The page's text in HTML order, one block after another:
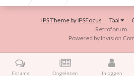
IPS ThemebyIPSFocus Taal
Retroforum
Powered by Invision
Forums Ongelezen Inloggen